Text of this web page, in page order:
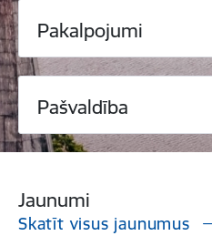
Pakalpojumi
Pašvaldība
Jaunumi
Skatīt visus jaunumus